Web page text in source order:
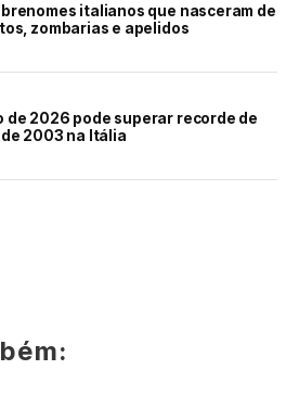
italianos que nasceram de
zombarias e apelidos
de 2026 pode superar recorde de
2003 na Itália